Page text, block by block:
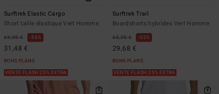
Surftrek Elastic Cargo
Short taille élastique Vert Homme
69,95 € 55%
31,48 €
BONS PLANS
VENTE FLASH 25% EXTRA
Surftrek Trail
Boardshorts hybrides Vert Homme
65,95 € 55%
29,68 €
BONS PLANS
VENTE FLASH 25% EXTRA